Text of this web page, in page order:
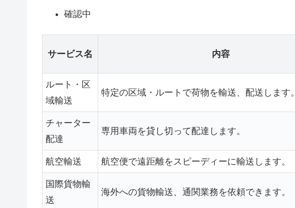
確認中
サービス名 内容
ルート・区
域輸送
特定の区域・ルートで荷物を輸送、配送します。
チャーター
配達
専用車両を貸し切って配達します。
航空輸送 航空便で遠距離をスピーディーに輸送します。
国際貨物輸
送
海外への貨物輸送、通関業務を依頼できます。